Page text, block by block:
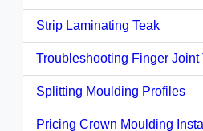
Strip Laminating Teak
Troubleshooting Finger Joint
Splitting Moulding Profiles
Pricing Crown Moulding